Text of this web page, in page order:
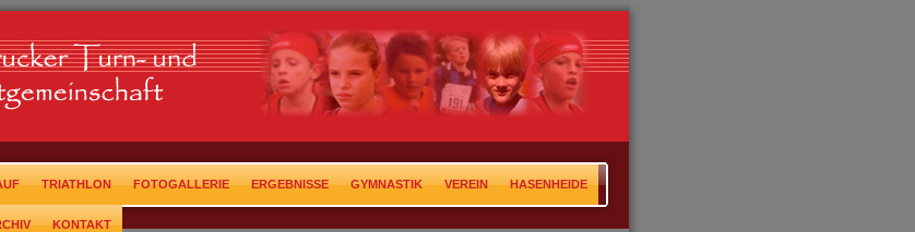
TRIATHLON FOTOGALLERIE ERGEBNISSE GYMNASTIK VEREIN HASENHEIDE
KONTAKT